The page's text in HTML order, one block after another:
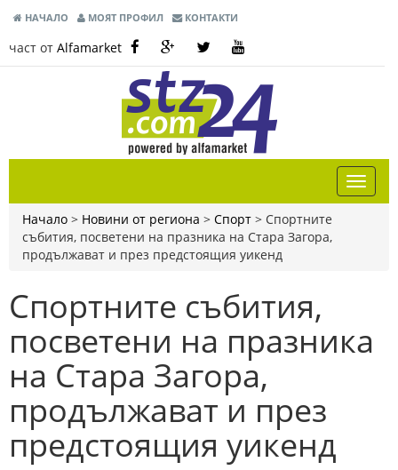
НАЧАЛО МОЯТ ПРОФИЛ КОНТАКТИ
част от Alfamarket
Начало > Новини от региона > Спорт > Спортните
събития, посветени на празника на Стара Загора,
продължават и през предстоящия уикенд
Спортните събития,
посветени на празника
на Стара Загора,
продължават и през
предстоящия уикенд